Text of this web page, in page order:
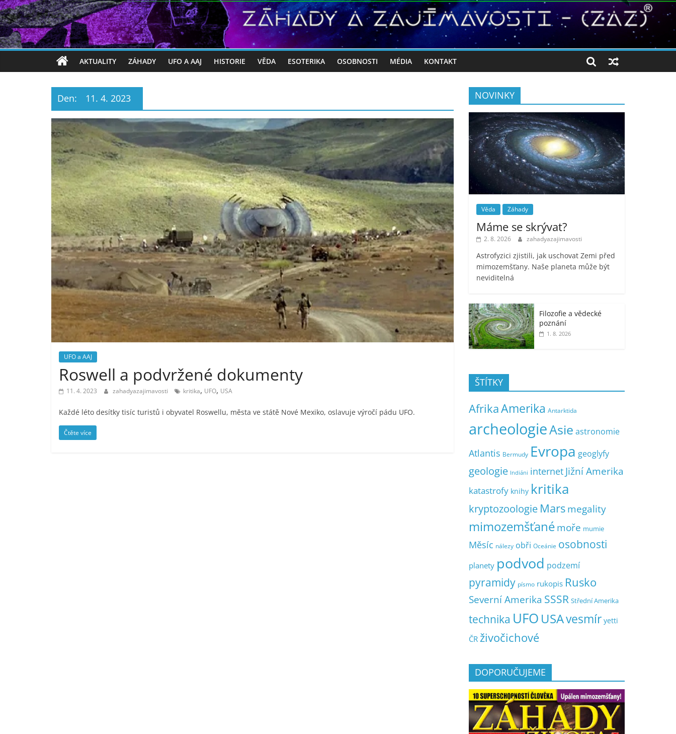
AKTUALITY ZÁHADY UFO A AAJ HISTORIE VĚDA ESOTERIKA OSOBNOSTI MÉDIA KONTAKT
Den: 11. 4. 2023
UFO a AAJ
Roswell a podvržené dokumenty
11. 4. 2023 zahadyazajimavosti kritika, UFO, USA
Každé léto desítky tisíc turistů i obyvatel Roswellu, města ve státě Nové Mexiko, oslavuje výročí pádu UFO.
Čtěte více
NOVINKY
Věda Záhady
Máme se skrývat?
2. 8. 2026 zahadyazajimavosti
Astrofyzici zjistili, jak uschovat Zemi před
mimozemšťany. Naše planeta může být
neviditelná
Filozofie a vědecké
poznání
1. 8. 2026
ŠTÍTKY
AfrikaAmerika Antarktida
archeologieAsie astronomie
Atlantis Bermudy Evropa geoglyfy
geologie Indiáni internet Jižní Amerika
katastrofy knihy kritika
kryptozoologie Marsmegality
mimozemšťanémoře mumie
Měsíc nálezy obři Oceánie osobnosti
planety podvod podzemí
pyramidy písmo rukopis Rusko
Severní Amerika SSSR Střední Amerika
technika UFO USAvesmír yetti
ČR živočichové
DOPORUČUJEME